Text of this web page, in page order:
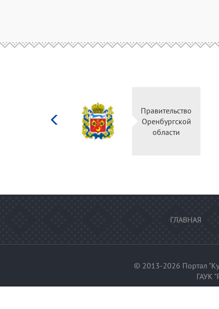
Министерство
культуры
Российской
федерации
ГЛАВНАЯ
© 2013-2026 Портал
ГАУК